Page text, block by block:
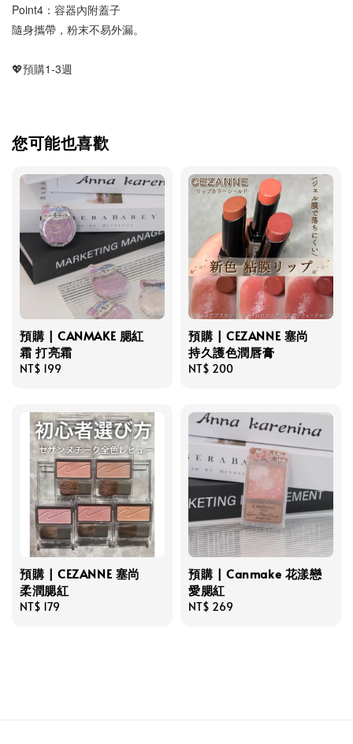
Point4：容器內附蓋子
隨身攜帶，粉末不易外漏。
💖預購1-3週
您可能也喜歡
預購 | CANMAKE 腮紅
霜 打亮霜
Regular
NT$ 199
預購 | CEZANNE 塞尚
持久護色潤唇膏
Regular
NT$ 200
預購 | CEZANNE 塞尚
柔潤腮紅
Regular
NT$ 179
預購 | Canmake 花漾戀
愛腮紅
Regular
NT$ 269